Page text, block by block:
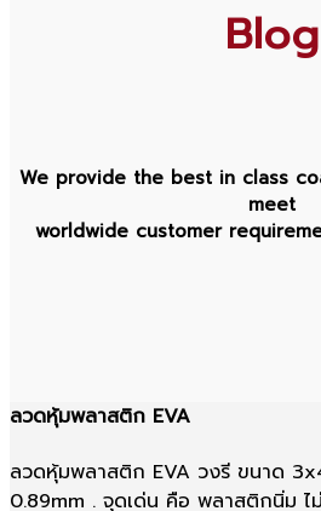
Blog
We provide the best in class
meet
worldwide customer
ลวดหุ้มพลาสติก EVA
ลวดหุ้มพลาสติก EVA วงรี ขนาด
0.89mm . จุดเด่น คือ พลาสติกนิ่ม ไ